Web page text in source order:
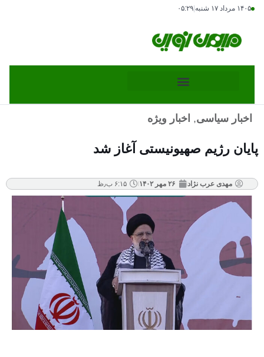
۱۴۰۵ مرداد ۱۷ شنبه ۰۵:۲۹
اخبار سیاسی, اخبار ویژه
پایان رژیم صهیونیستی آغاز شد
مهدی عرب نژاد ۲۶ مهر ۱۴۰۲ ۶:۱۵ ب٫ظ